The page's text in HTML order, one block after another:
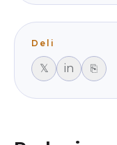
Deli
𝕏 in ⎘